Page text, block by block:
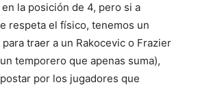
la posición de 4, pero si a
respeta el físico, tenemos un
traer a un Rakocevic o Frazier
temporero que apenas suma),
por los jugadores que